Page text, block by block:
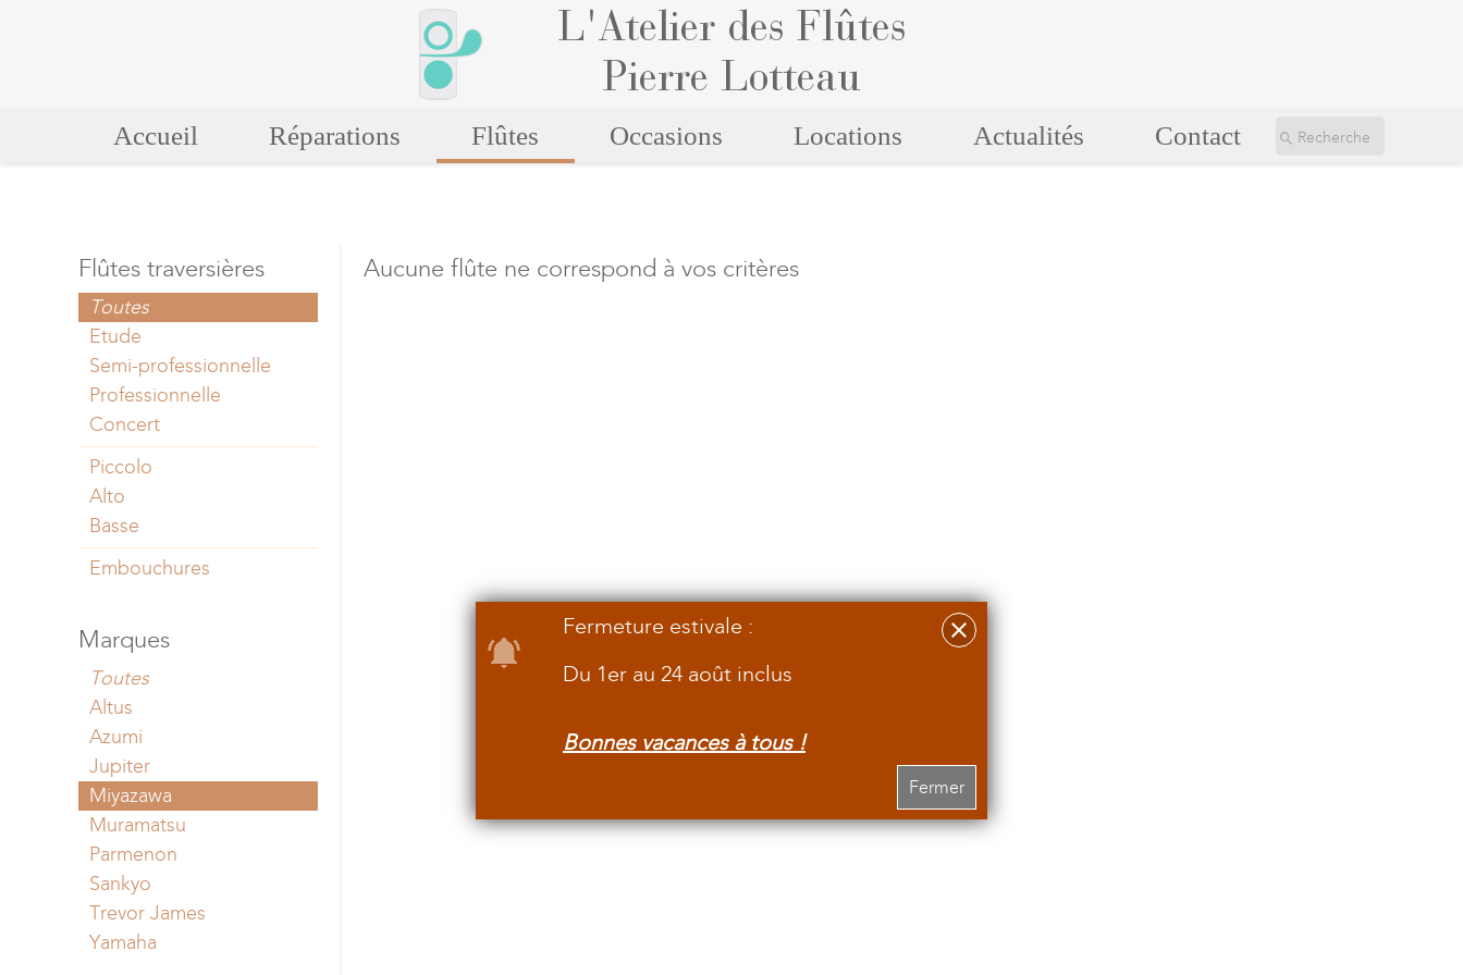
L'Atelier des Flûtes
Pierre Lotteau
Accueil Réparations Flûtes Occasions Locations Actualités Contact
Flûtes traversières
Toutes
Etude
Semi-professionnelle
Professionnelle
Concert
Piccolo
Alto
Basse
Embouchures
Marques
Toutes
Altus
Azumi
Jupiter
Miyazawa
Muramatsu
Parmenon
Sankyo
Trevor James
Yamaha
Aucune flûte ne correspond à vos critères
Fermeture estivale :
Du 1er au 24 août inclus
Bonnes vacances à tous !
Fermer